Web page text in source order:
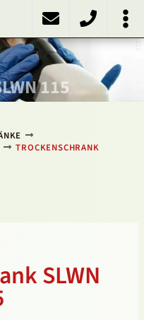
115
SLWN 115
TROCKENSCHRANK
SLWN